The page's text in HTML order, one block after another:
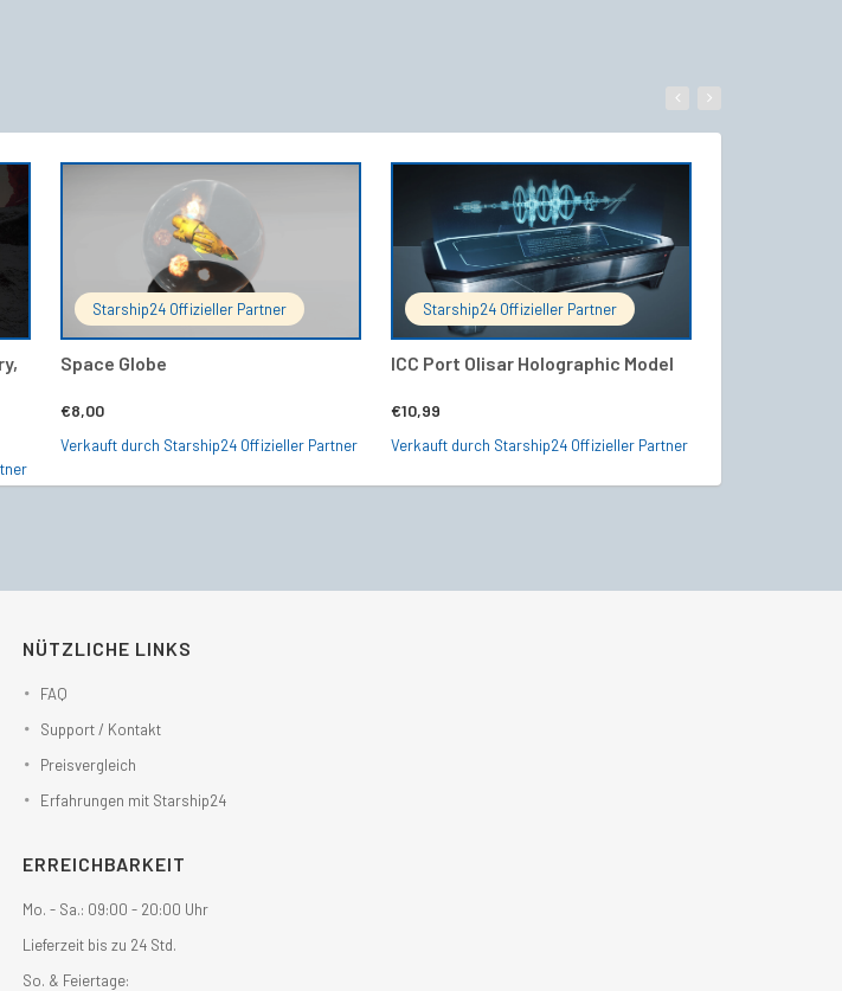
WÄHLEN
Starship24 Offizieller Partner
Space Globe
€8,00
Verkauft durch Starship24 Offizieller Partner
Starship24 Offizieller Partner
ICC Port Olisar Holographic Model
€10,99
IN DEN WARENKORB
Verkauft durch Starship24 Offizieller Partner
NÜTZLICHE LINKS
FAQ
Support / Kontakt
Preisvergleich
Erfahrungen mit Starship24
ERREICHBARKEIT
Mo. - Sa.: 09:00 - 20:00 Uhr
Lieferzeit bis zu 24 Std.
So. & Feiertage: